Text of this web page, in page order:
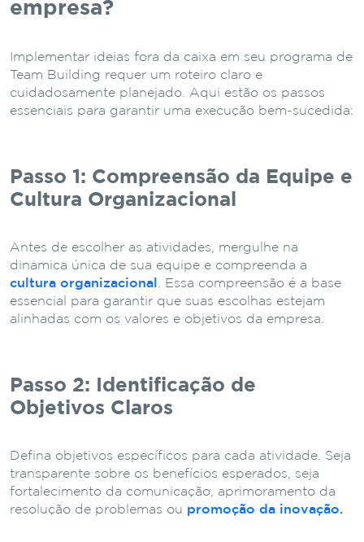
empresa?
Implementar ideias fora da caixa em seu programa de
Team Building requer um roteiro claro e
cuidadosamente planejado. Aqui estão os passos
essenciais para garantir uma execução bem-sucedida:
Passo 1: Compreensão da Equipe e
Cultura Organizacional
Antes de escolher as atividades, mergulhe na
dinâmica única de sua equipe e compreenda a
cultura organizacional
. Essa compreensão é a base
essencial para garantir que suas escolhas estejam
alinhadas com os valores e objetivos da empresa.
Passo 2: Identificação de
Objetivos Claros
Defina objetivos específicos para cada atividade. Seja
transparente sobre os benefícios esperados, seja
fortalecimento da comunicação, aprimoramento da
resolução de problemas ou promoção da inovação.